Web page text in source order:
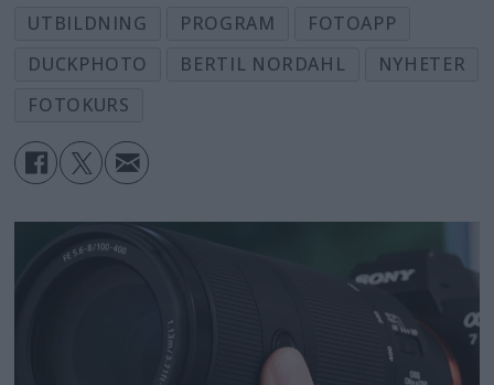
UTBILDNING PROGRAM
FOTOAPP
DUCKPHOTO
BERTIL NORDAHL
NYHETER
FOTOKURS